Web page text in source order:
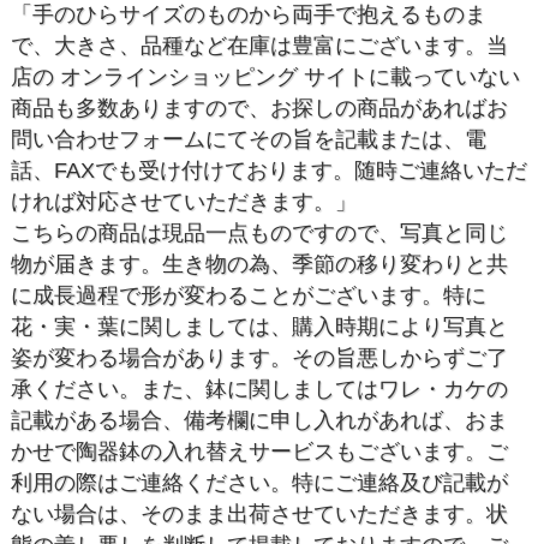
「手のひらサイズのものから両手で抱えるものま
で、大きさ、品種など在庫は豊富にございます。当
店の オンラインショッピング サイトに載っていない
商品も多数ありますので、お探しの商品があればお
問い合わせフォームにてその旨を記載または、電
話、FAXでも受け付けております。随時ご連絡いただ
ければ対応させていただきます。」
こちらの商品は現品一点ものですので、写真と同じ
物が届きます。生き物の為、季節の移り変わりと共
に成長過程で形が変わることがございます。特に
花・実・葉に関しましては、購入時期により写真と
姿が変わる場合があります。その旨悪しからずご了
承ください。また、鉢に関しましてはワレ・カケの
記載がある場合、備考欄に申し入れがあれば、おま
かせで陶器鉢の入れ替えサービスもございます。ご
利用の際はご連絡ください。特にご連絡及び記載が
ない場合は、そのまま出荷させていただきます。状